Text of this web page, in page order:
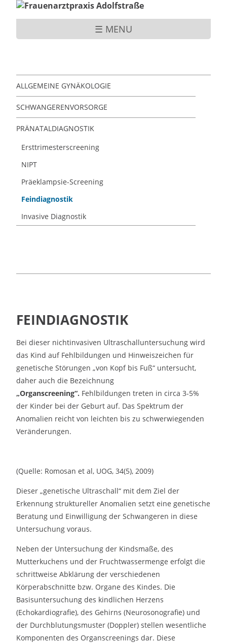
☰ MENU
ALLGEMEINE GYNÄKOLOGIE
SCHWANGERENVORSORGE
PRÄNATALDIAGNOSTIK
Ersttrimesterscreening
NIPT
Präeklampsie-Screening
Feindiagnostik
Invasive Diagnostik
FEINDIAGNOSTIK
Bei dieser nichtinvasiven Ultraschalluntersuchung wird
das Kind auf Fehlbildungen und Hinweiszeichen für
genetische Störungen „von Kopf bis Fuß“ untersucht,
daher auch die Bezeichnung
„Organscreening“. Fehlbildungen treten in circa 3-5%
der Kinder bei der Geburt auf. Das Spektrum der
Anomalien reicht von leichten bis zu schwerwiegenden
Veränderungen.
(Quelle: Romosan et al, UOG, 34(5), 2009)
Dieser „genetische Ultraschall“ mit dem Ziel der
Erkennung struktureller Anomalien setzt eine genetische
Beratung und Einwilligung der Schwangeren in diese
Untersuchung voraus.
Neben der Untersuchung der Kindsmaße, des
Mutterkuchens und der Fruchtwassermenge erfolgt die
schrittweise Abklärung der verschiedenen
Körperabschnitte bzw. Organe des Kindes. Die
Basisuntersuchung des kindlichen Herzens
(Echokardiografie), des Gehirns (Neurosonografie) und
der Durchblutungsmuster (Doppler) stellen wesentliche
Komponenten des Organscreenings dar. Diese